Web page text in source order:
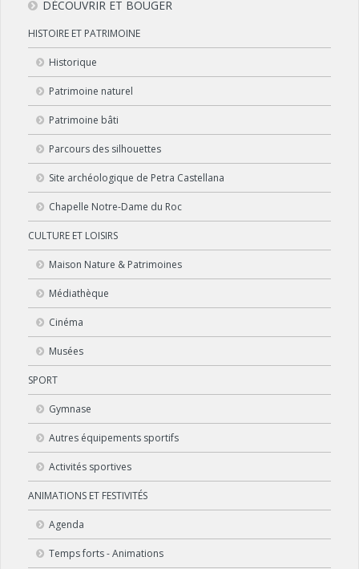
DÉCOUVRIR ET BOUGER
HISTOIRE ET PATRIMOINE
Historique
Patrimoine naturel
Patrimoine bâti
Parcours des silhouettes
Site archéologique de Petra Castellana
Chapelle Notre-Dame du Roc
CULTURE ET LOISIRS
Maison Nature & Patrimoines
Médiathèque
Cinéma
Musées
SPORT
Gymnase
Autres équipements sportifs
Activités sportives
ANIMATIONS ET FESTIVITÉS
Agenda
Temps forts - Animations